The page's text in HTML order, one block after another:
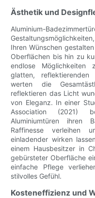
Ästhetik und
Aluminium-
Ihren Wünschen
Oberflächen bis hin zu
endlose Möglichkeiten
glatten, reflektierenden
werten die
reflektieren das Licht
von Eleganz. In einer
Association (2021)
Aluminiumtüren ihren
Raffinesse verleihen
einladender wirken
einem Hausbesitzer in
gebürsteter Oberfläche
einfache Pflege
stilvolles Gefühl.
Kosteneffizienz und